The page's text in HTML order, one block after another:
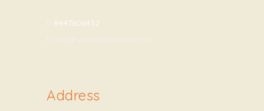
8447606432
info@vivaesthetique.com
Address